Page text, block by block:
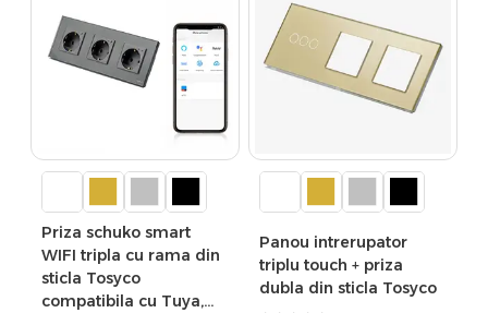
Priza schuko smart
WIFI tripla cu rama din
sticla Tosyco
compatibila cu Tuya,
Panou intrerupator
triplu touch + priza
dubla din sticla Tosyco